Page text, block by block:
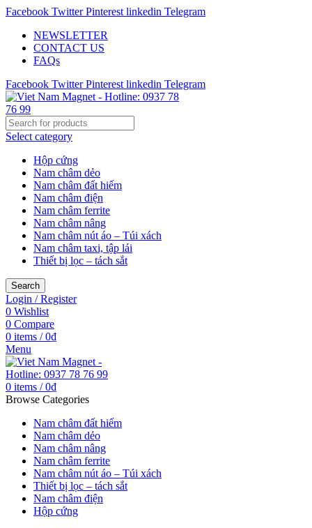
Facebook Twitter Pinterest linkedin Telegram
NEWSLETTER
CONTACT US
FAQs
Facebook Twitter Pinterest linkedin Telegram
Select category
Hộp cứng
Nam châm dẻo
Nam châm đất hiếm
Nam châm điện
Nam châm ferrite
Nam châm nâng
Nam châm nút áo – Túi xách
Nam châm taxi, tập lái
Thiết bị lọc – tách sắt
Search
Login / Register
0 Wishlist
0 Compare
0 items / 0₫
Menu
0 items / 0₫
Browse Categories
Nam châm đất hiếm
Nam châm dẻo
Nam châm nâng
Nam châm ferrite
Nam châm nút áo – Túi xách
Thiết bị lọc – tách sắt
Nam châm điện
Hộp cứng